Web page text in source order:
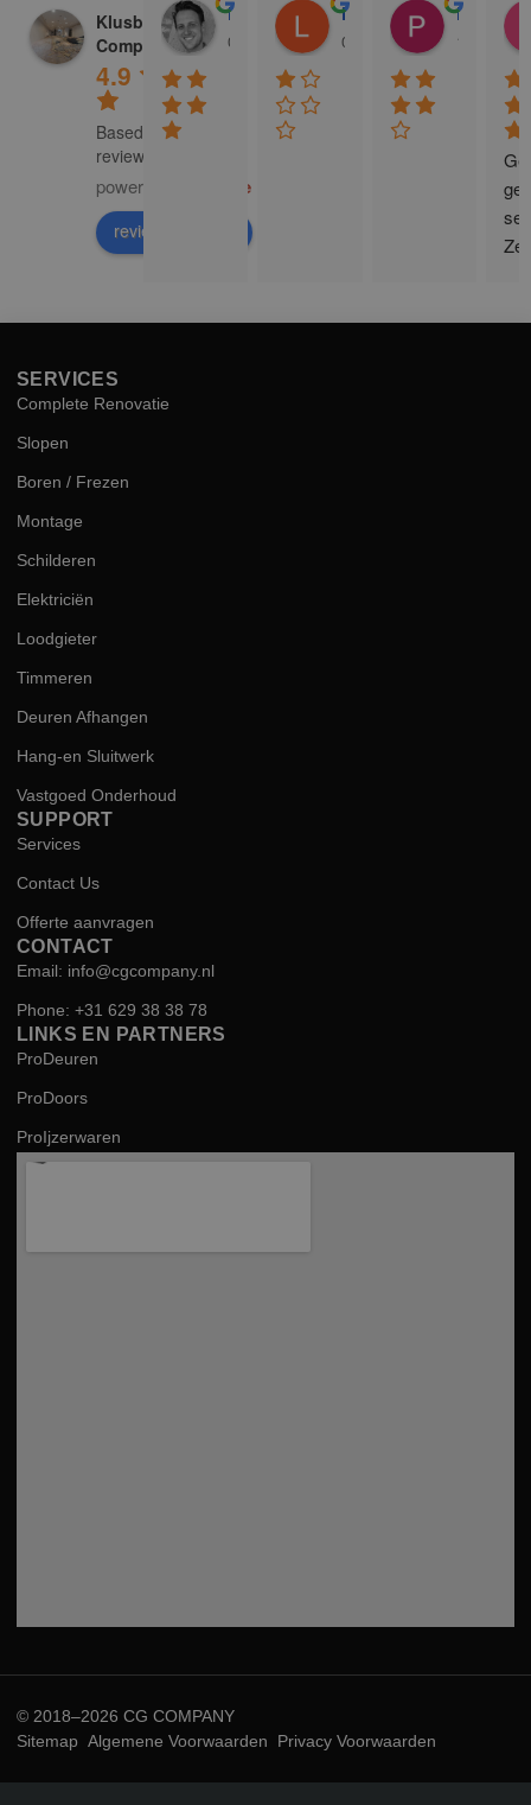
Klusbedrijf CG
Company
4.9
Based on 129
reviews
powered by e
review us on
Donald Vossen
08:28 17 Dec 24
Lisa Vlok
06:41 08 Oct 24
Peter A Valk
10:58 31
ge
SERVICES
Complete Renovatie
Slopen
Boren / Frezen
Montage
Schilderen
Elektriciën
Loodgieter
Timmeren
Deuren Afhangen
Hang-en Sluitwerk
Vastgoed Onderhoud
SUPPORT
Services
Contact Us
Offerte aanvragen
CONTACT
Email: info@cgcompany.nl
Phone: +31 629 38 38 78
LINKS EN PARTNERS
ProDeuren
ProDoors
ProIjzerwaren
© 2018–2026 CG COMPANY
Sitemap Algemene Voorwaarden Privacy Voorwaarden